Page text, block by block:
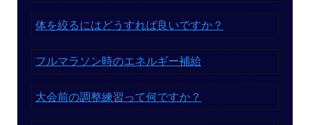
体を絞るにはどうすれば良いですか？
フルマラソン時のエネルギー補給
大会前の調整練習って何ですか？